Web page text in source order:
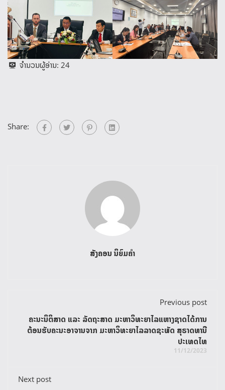
ຈຳນວນຜູ້ອ່ານ: 24
Share:
ສັງຄອນ ນິຍົມຄໍາ
Previous post
ຄະນະນິຕິສາດ ແລະ ລັດຖະສາດ ມະຫາວິທະຍາໄລແຫາງຊາດໄດ້ການ
ຕ້ອນຮັບຄະນະອາຈານຈາກ ມະຫາວິທະຍາໄລລາດຊະພັດ ສຸຣາດທານີ
ປະເທດໄທ
11/12/2023
Next post